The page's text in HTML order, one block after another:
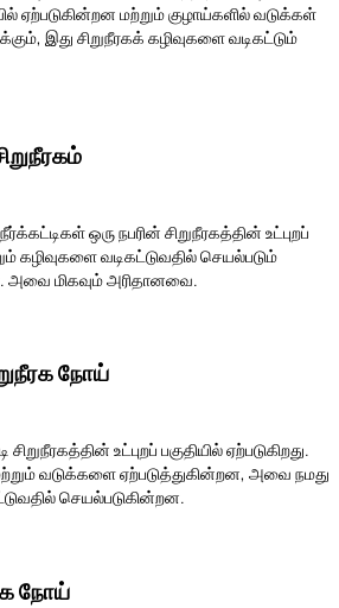
ஏற்படுகின்றன மற்றும் குழாய்களில் வடுக்கள்
இது சிறுநீரகக் கழிவுகளை வடிகட்டும்
ஒரு நபரின் சிறுநீரகத்தின் உட்புறப்
கழிவுகளை வடிகட்டுவதில் செயல்படும்
மிகவும் அரிதானவை.
நோய்
உட்புறப் பகுதியில் ஏற்படுகிறது.
வடுக்களை ஏற்படுத்துகின்றன, அவை நமது
செயல்படுகின்றன.
நோய்